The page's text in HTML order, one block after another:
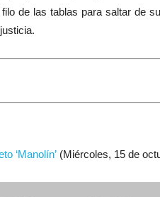
de las tablas para saltar de
‘Manolín’ (Miércoles, 15 de